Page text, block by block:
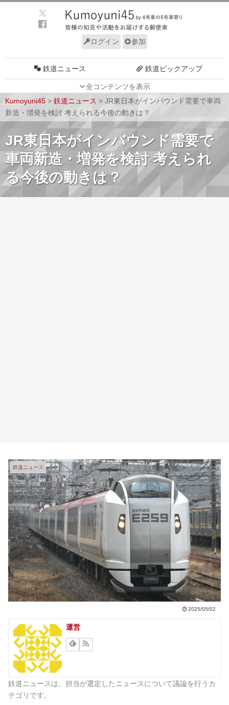
ログイン 参加
全コンテンツを表示
鉄道ニュース 鉄道ピックアップ
車両技術
ルール サイトについて
Kumoyuni45 > 鉄道ニュース > JR東日本がインバウンド需要で車両
新造・増発を検討 考えられる今後の動きは？
JR東日本がインバウンド需要で
車両新造・増発を検討 考えられ
る今後の動きは？
鉄道ニュース
2025/05/02
運営
鉄道ニュースは、担当が選定したニュースについて議論を行うカ
テゴリです。